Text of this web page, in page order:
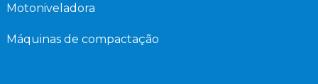
Motoniveladora
Máquinas de compactação